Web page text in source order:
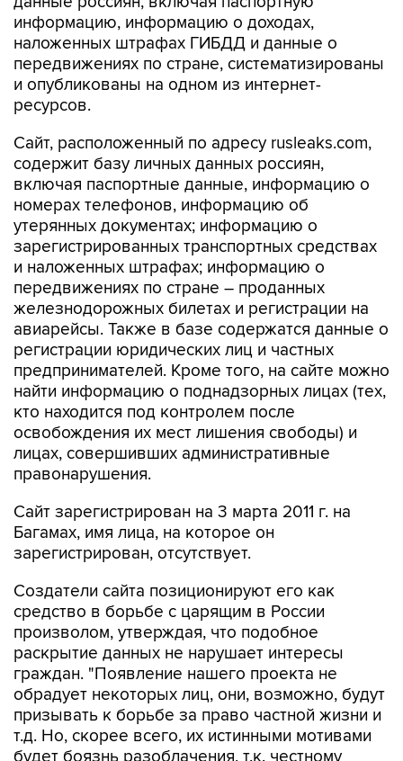
информацию, информацию о доходах,
наложенных штрафах ГИБДД и данные о
передвижениях по стране, систематизированы
и опубликованы на одном из интернет-
ресурсов.
Сайт, расположенный по адресу rusleaks.com,
содержит базу личных данных россиян,
включая паспортные данные, информацию о
номерах телефонов, информацию об
утерянных документах; информацию о
зарегистрированных транспортных средствах
и наложенных штрафах; информацию о
передвижениях по стране – проданных
железнодорожных билетах и регистрации на
авиарейсы. Также в базе содержатся данные о
регистрации юридических лиц и частных
предпринимателей. Кроме того, на сайте можно
найти информацию о поднадзорных лицах (тех,
кто находится под контролем после
освобождения их мест лишения свободы) и
лицах, совершивших административные
правонарушения.
Сайт зарегистрирован на 3 марта 2011 г. на
Багамах, имя лица, на которое он
зарегистрирован, отсутствует.
Создатели сайта позиционируют его как
средство в борьбе с царящим в России
произволом, утверждая, что подобное
раскрытие данных не нарушает интересы
граждан. "Появление нашего проекта не
обрадует некоторых лиц, они, возможно, будут
призывать к борьбе за право частной жизни и
т.д. Но, скорее всего, их истинными мотивами